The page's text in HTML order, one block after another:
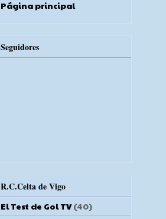
Página principal
Seguidores
R.C.Celta de Vigo
El Test de Gol TV (40)